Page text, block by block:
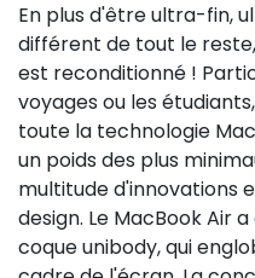
En plus d'être ultra-fin,
différent de tout le
est reconditionné !
voyages ou les
toute la technologie
un poids des plus
multitude d'innovations
design. Le MacBook Air
coque unibody, qui